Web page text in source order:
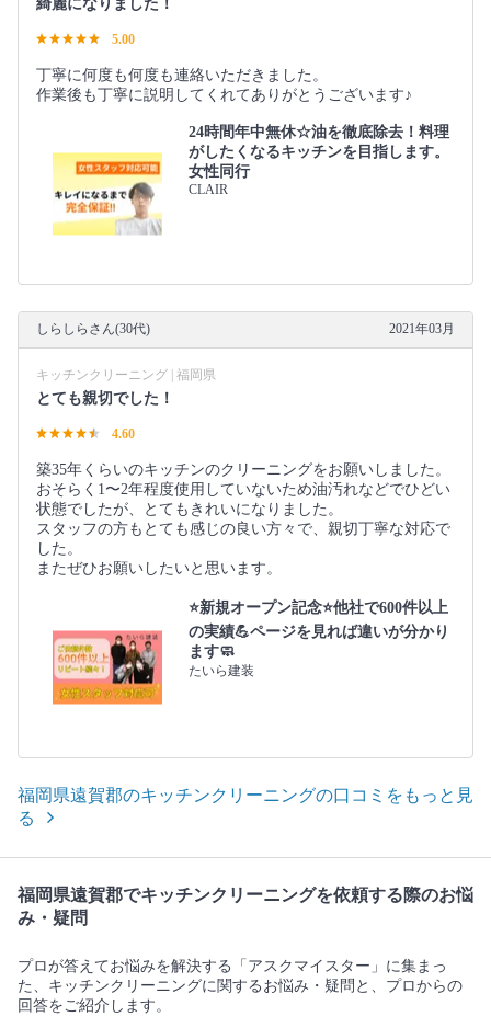
綺麗になりました！
5.00
丁寧に何度も何度も連絡いただきました。
作業後も丁寧に説明してくれてありがとうございます♪
24時間年中無休☆油を徹底除去！料理
がしたくなるキッチンを目指します。
女性同行
CLAIR
しらしらさん(30代) 2021年03月
キッチンクリーニング | 福岡県
とても親切でした！
4.60
築35年くらいのキッチンのクリーニングをお願いしました。
おそらく1〜2年程度使用していないため油汚れなどでひどい
状態でしたが、とてもきれいになりました。
スタッフの方もとても感じの良い方々で、親切丁寧な対応で
した。
またぜひお願いしたいと思います。
⭐新規オープン記念⭐他社で600件以上
の実績💪ページを見れば違いが分かり
ます🧼
たいら建装
福岡県遠賀郡のキッチンクリーニングの口コミをもっと見
る
福岡県遠賀郡でキッチンクリーニングを依頼する際のお悩
み・疑問
プロが答えてお悩みを解決する「アスクマイスター」に集まっ
た、キッチンクリーニングに関するお悩み・疑問と、プロからの
回答をご紹介します。